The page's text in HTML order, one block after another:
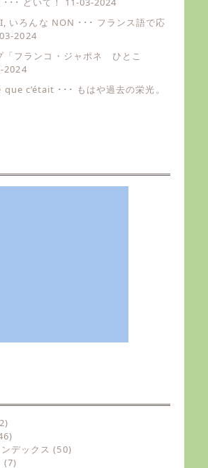
いろんな NON ･･･ フランス語で応
2024
「フランコ・ジャポネ ひとこ
2024
que c’était ･･･ もはや過去の栄光。
デックス (50)
(7)